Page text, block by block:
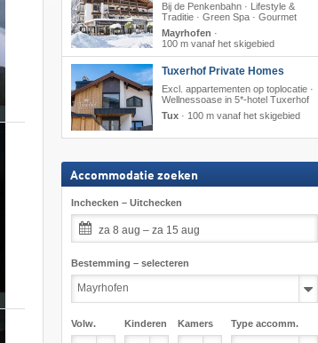
Bij de Penkenbahn · Lifestyle &
Traditie · Green Spa · Gourmet
Mayrhofen ·
100 m vanaf het skigebied
Tuxerhof Private Homes
Excl. appartementen op toplocatie ·
Wellnessoase in 5*-hotel Tuxerhof
Tux· 100 m vanaf het skigebied
Accommodatie zoeken
Inchecken – Uitchecken
za 8 aug – za 15 aug
Bestemming – selecteren
Volw. Kinderen Kamers Type accomm.